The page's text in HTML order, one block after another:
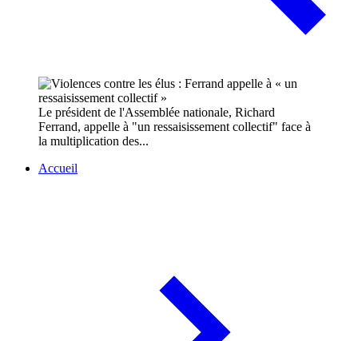
Le président de l'Assemblée nationale, Richard
Ferrand, appelle à "un ressaisissement collectif" face à
la multiplication des...
Accueil